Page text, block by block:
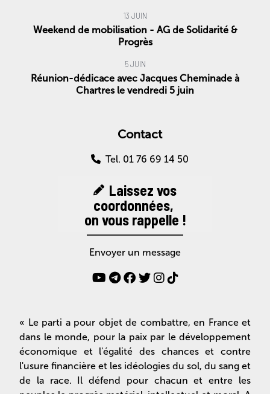
13 JUIN
Weekend de mobilisation - AG de Solidarité &
Progrès
5 JUIN
Réunion-dédicace avec Jacques Cheminade à
Chartres le vendredi 5 juin
Contact
Tel. 01 76 69 14 50
Laissez vos
coordonnées,
on vous rappelle !
Envoyer un message
« Le parti a pour objet de combattre, en France et
dans le monde, pour la paix par le développement
économique et l'égalité des chances et contre
l'usure financière et les idéologies du sol, du sang et
de la race. Il défend pour chacun et entre les